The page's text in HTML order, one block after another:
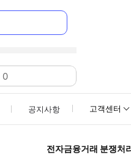
0
공지사항 고객센터
전자금융거래 분쟁처